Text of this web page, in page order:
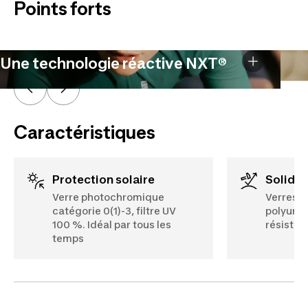
Points forts
Une technologie réactive NXT®
Caractéristiques
Protection solaire
Verre photochromique
catégorie 0(1)-3, filtre UV
100 %. Idéal par tous les
temps
Verres